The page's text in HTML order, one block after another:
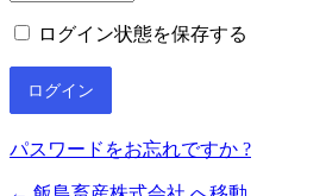
ログイン状態を保存する
パスワードをお忘れですか ?